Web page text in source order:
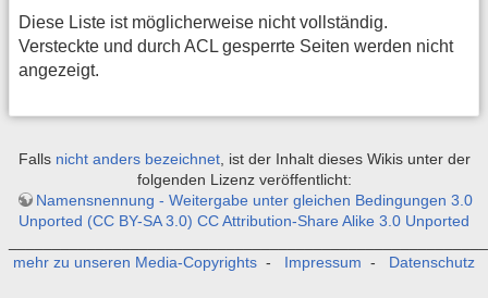
Diese Liste ist möglicherweise nicht vollständig.
Versteckte und durch ACL gesperrte Seiten werden nicht
angezeigt.
Falls nicht anders bezeichnet, ist der Inhalt dieses Wikis unter der
folgenden Lizenz veröffentlicht:
Namensnennung - Weitergabe unter gleichen Bedingungen 3.0
Unported (CC BY-SA 3.0) CC Attribution-Share Alike 3.0 Unported
mehr zu unseren Media-Copyrights - Impressum - Datenschutz